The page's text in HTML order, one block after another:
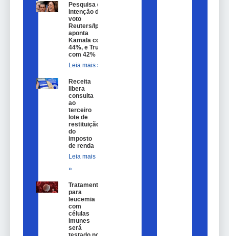
Pesquisa de
intenção de
voto
Reuters/Ipsos
aponta
Kamala com
44%, e Trump
com 42%
Leia mais »
Receita
libera
consulta
ao
terceiro
lote de
restituição
do
imposto
de renda
Leia mais
»
Tratamento
para
leucemia
com
células
imunes
será